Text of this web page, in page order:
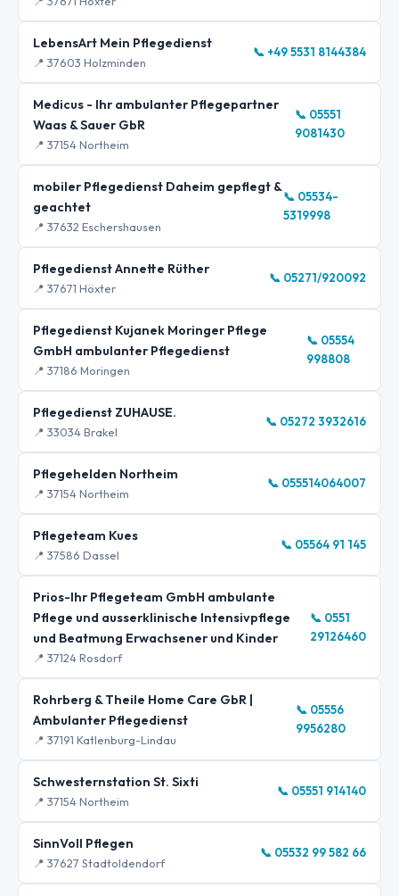
LebensArt Mein Pflegedienst
📍 37603 Holzminden
📞 +49 5531 8144384
Medicus - Ihr ambulanter Pflegepartner
Waas & Sauer GbR
📍 37154 Northeim
📞 05551
9081430
mobiler Pflegedienst Daheim gepflegt &
geachtet
📍 37632 Eschershausen
📞 05534-
5319998
Pflegedienst Annette Rüther
📍 37671 Höxter
📞 05271/920092
Pflegedienst Kujanek Moringer Pflege
GmbH ambulanter Pflegedienst
📍 37186 Moringen
📞 05554
998808
Pflegedienst ZUHAUSE.
📍 33034 Brakel
📞 05272 3932616
Pflegehelden Northeim
📍 37154 Northeim
📞 055514064007
Pflegeteam Kues
📍 37586 Dassel
📞 05564 91 145
Prios-Ihr Pflegeteam GmbH ambulante
Pflege und ausserklinische Intensivpflege
und Beatmung Erwachsener und Kinder
📍 37124 Rosdorf
📞 0551
29126460
Rohrberg & Theile Home Care GbR |
Ambulanter Pflegedienst
📍 37191 Katlenburg-Lindau
📞 05556
9956280
Schwesternstation St. Sixti
📍 37154 Northeim
📞 05551 914140
SinnVoll Pflegen
📍 37627 Stadtoldendorf
📞 05532 99 582 66